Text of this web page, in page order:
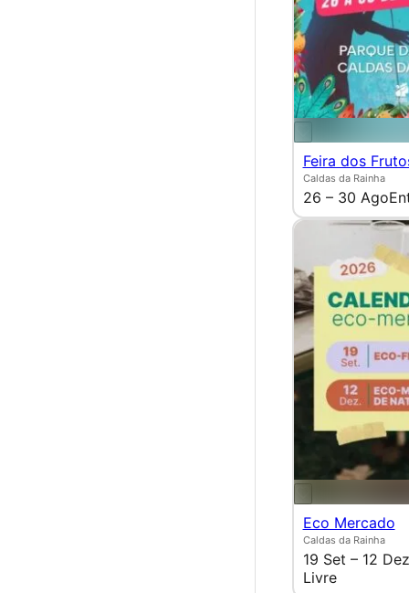
Feira dos
Caldas da Rainha
26 – 30 Ago
Eco Mercado
Caldas da Rainha
19 Set – 12 Dez
Livre